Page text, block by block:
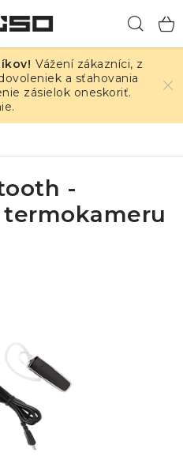
Vážení zákazníci, z
a sťahovania
zásielok oneskoriť.
-